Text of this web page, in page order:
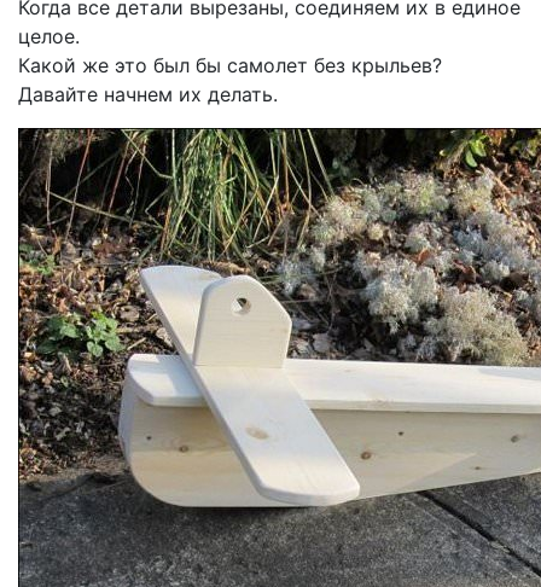
Когда все детали вырезаны, соединяем их в единое
целое.
Какой же это был бы самолет без крыльев?
Давайте начнем их делать.